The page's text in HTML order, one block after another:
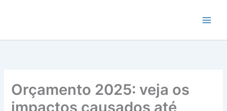
conteúdo
Orçamento 2025: veja os
impactos causados até